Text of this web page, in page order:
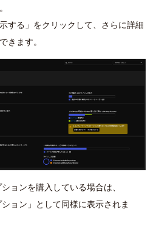
する」をクリックして、さらに詳細
きます。
ョンを購入している場合は、
ョン」として同様に表示されま